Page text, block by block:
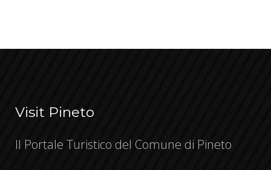
Visit Pineto
Il Portale Turistico del Comune di Pineto